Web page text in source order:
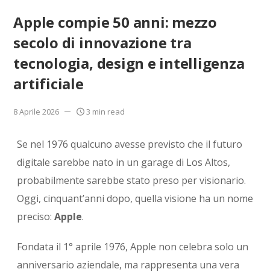
Apple compie 50 anni: mezzo
secolo di innovazione tra
tecnologia, design e intelligenza
artificiale
8 Aprile 2026 3 min read
Se nel 1976 qualcuno avesse previsto che il futuro
digitale sarebbe nato in un garage di Los Altos,
probabilmente sarebbe stato preso per visionario.
Oggi, cinquant’anni dopo, quella visione ha un nome
preciso: Apple.
Fondata il 1° aprile 1976, Apple non celebra solo un
anniversario aziendale, ma rappresenta una vera